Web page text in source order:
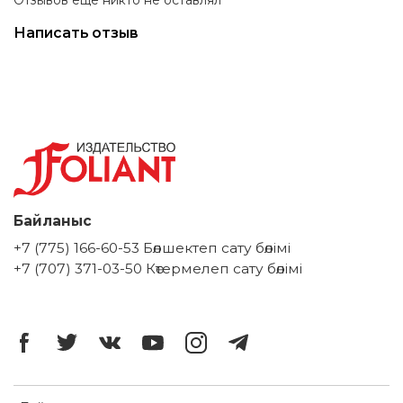
Написать отзыв
Байланыс
+7 (775) 166-60-53 Бөлшектеп сату бөлімі
+7 (707) 371-03-50 Көтермелеп сату бөлімі